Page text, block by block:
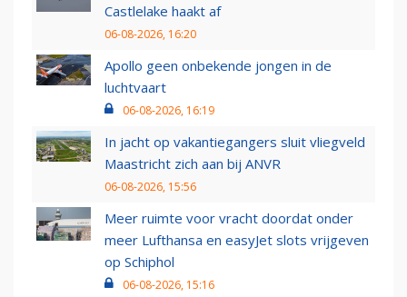
Castlelake haakt af
06-08-2026, 16:20
Apollo geen onbekende jongen in de
luchtvaart
06-08-2026, 16:19
In jacht op vakantiegangers sluit vliegveld
Maastricht zich aan bij ANVR
06-08-2026, 15:56
Meer ruimte voor vracht doordat onder
meer Lufthansa en easyJet slots vrijgeven
op Schiphol
06-08-2026, 15:16